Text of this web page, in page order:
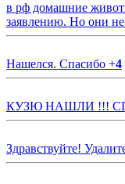
в рф домашние
заявлению. Но они
Нашелся. Спасибо +4
КУЗЮ НАШЛИ !!!
Здравствуйте!